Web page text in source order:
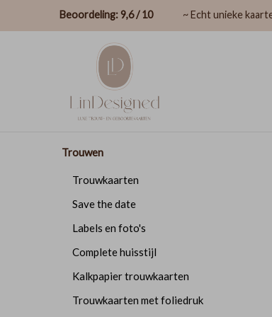
Beoordeling: 9,6 / 10 ~ Echt unieke
Trouwen
Trouwkaarten
Save the date
Labels en foto's
Complete huisstijl
Kalkpapier trouwkaarten
Trouwkaarten met foliedruk